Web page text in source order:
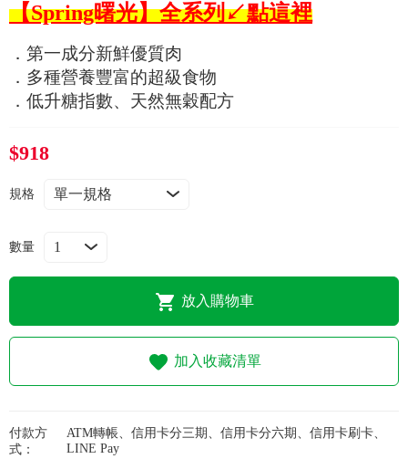
合作提案
購物流程
【Spring曙光】全系列↙點這裡
．第一成分新鮮優質肉
．多種營養豐富的超級食物
．低升糖指數、天然無穀配方
$918
規格
數量
放入購物車
加入收藏清單
付款方
式：
ATM轉帳、信用卡分三期、信用卡分六期、信用卡刷卡、
LINE Pay